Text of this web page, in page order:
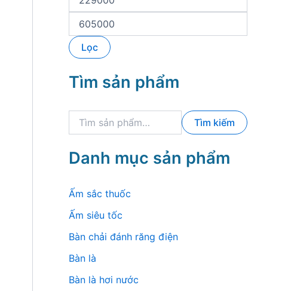
ố
i
h
u
á
t
i
đ
Lọc
Tìm sản phẩm
k
m
:
Tìm kiếm
Danh mục sản phẩm
Ấm sắc thuốc
Ấm siêu tốc
Bàn chải đánh răng điện
Bàn là
Bàn là hơi nước